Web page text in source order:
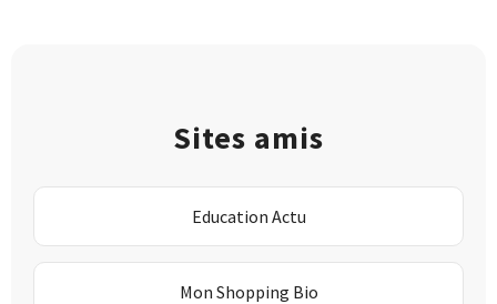
Sites amis
Education Actu
Mon Shopping Bio